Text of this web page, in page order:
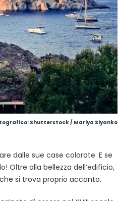
Shutterstock / Mariya Siyanko
dalle sue case colorate. E se
Oltre alla bellezza dell’edificio,
si trova proprio accanto.